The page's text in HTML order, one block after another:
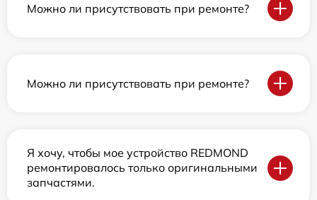
Можно ли присутствовать при ремонте?
Можно ли присутствовать при ремонте?
Я хочу, чтобы мое устройство REDMOND
ремонтировалось только оригинальными
запчастями.